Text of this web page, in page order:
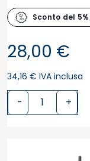
Sconto del 5%
28,00 €
34,16 € IVA inclusa
- +